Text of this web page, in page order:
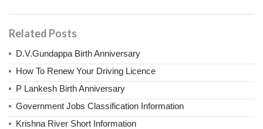
Related Posts
D.V.Gundappa Birth Anniversary
How To Renew Your Driving Licence
P Lankesh Birth Anniversary
Government Jobs Classification Information
Krishna River Short Information